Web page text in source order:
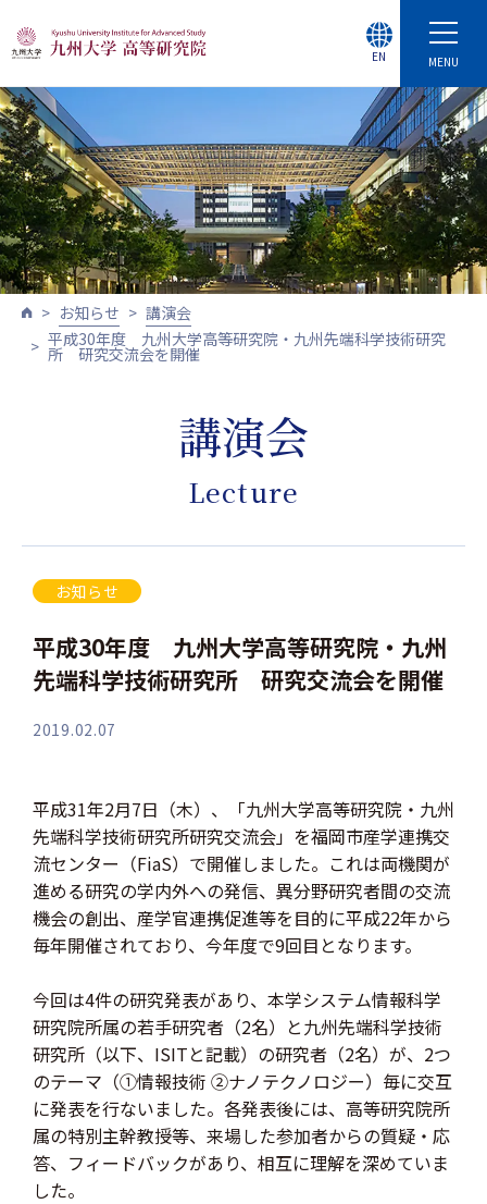
MENU
EN
お知らせ
講演会
平成30年度 九州大学高等研究院・九州先端科学技術研究
所 研究交流会を開催
講演会
Lecture
お知らせ
平成30年度 九州大学高等研究院・九州
先端科学技術研究所 研究交流会を開催
2019.02.07
平成31年2月7日（木）、「九州大学高等研究院・九州
先端科学技術研究所研究交流会」を福岡市産学連携交
流センター（FiaS）で開催しました。これは両機関が
進める研究の学内外への発信、異分野研究者間の交流
機会の創出、産学官連携促進等を目的に平成22年から
毎年開催されており、今年度で9回目となります。
今回は4件の研究発表があり、本学システム情報科学
研究院所属の若手研究者（2名）と九州先端科学技術
研究所（以下、ISITと記載）の研究者（2名）が、2つ
のテーマ（①情報技術 ②ナノテクノロジー）毎に交互
に発表を行ないました。各発表後には、高等研究院所
属の特別主幹教授等、来場した参加者からの質疑・応
答、フィードバックがあり、相互に理解を深めていま
した。